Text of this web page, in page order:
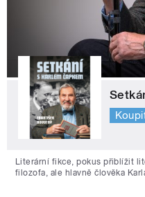
Literární fikce, pokus přiblížit
filozofa, ale hlavně člověka